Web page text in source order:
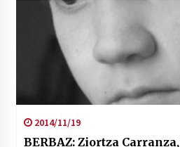
2014/11/19
BERBAZ: Ziortza